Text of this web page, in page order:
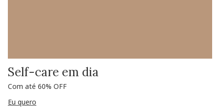
Self-care em dia
Com até 60% OFF
Eu quero